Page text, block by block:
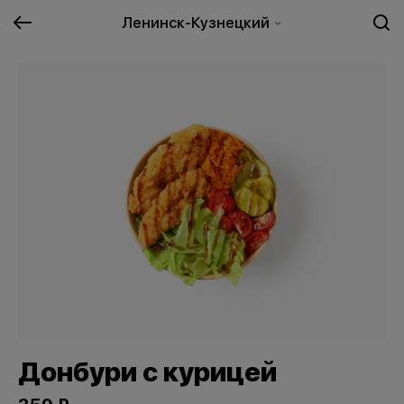
Ленинск-Кузнецкий
Донбури с курицей